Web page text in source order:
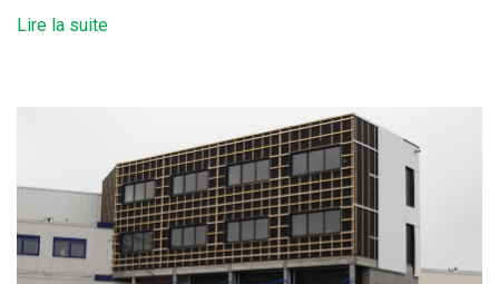
Lire la suite